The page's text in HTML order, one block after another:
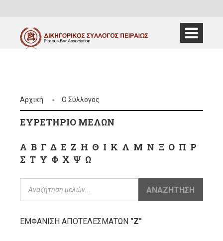
Αρχική Ο Σύλλογος
ΕΥΡΕΤΗΡΙΟ ΜΕΛΩΝ
Α Β Γ Δ Ε Ζ Η Θ Ι Κ Λ Μ Ν Ξ Ο Π Ρ
Σ Τ Υ Φ Χ Ψ Ω
ΑΝΑΖΗΤΗΣΗ
ΕΜΦΑΝΙΣΗ ΑΠΟΤΕΛΕΣΜΑΤΩΝ "Ζ"